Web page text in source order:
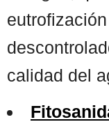
calidad del